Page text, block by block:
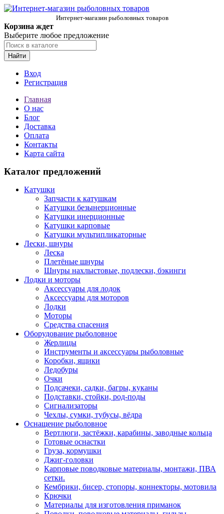
Интернет-магазин рыболовных товаров
Корзина ждет
Выберите любое предложение
Найти
Вход
Регистрация
Главная
О нас
Блог
Доставка
Оплата
Контакты
Карта сайта
Каталог предложений
Катушки
Запчасти к катушкам
Катушки безынерционные
Катушки инерционные
Катушки карповые
Катушки мультипликаторные
Лески, шнуры
Леска
Плетёные шнуры
Шнуры нахлыстовые, подлески, бэкинги
Лодки и моторы
Аксессуары для лодок
Аксессуары для моторов
Лодки
Моторы
Средства спасения
Оборудование рыболовное
Жерлицы
Инструменты и аксессуары рыболовные
Коробки, ящики
Ледобуры
Очки
Подсачеки, садки, багры, куканы
Подставки, стойки, род-поды
Сигнализаторы
Чехлы, сумки, тубусы, вёдра
Оснащение рыболовное
Вертлюги, застёжки, карабины, заводные кольца
Готовые оснастки
Груза, кормушки
Джиг-головки
Карповые поводковые материалы, монтажи, ПВА
сетки.
Кембрики, бисер, стопоры, коннекторы, мотовила
Крючки
Материалы для изготовления приманок